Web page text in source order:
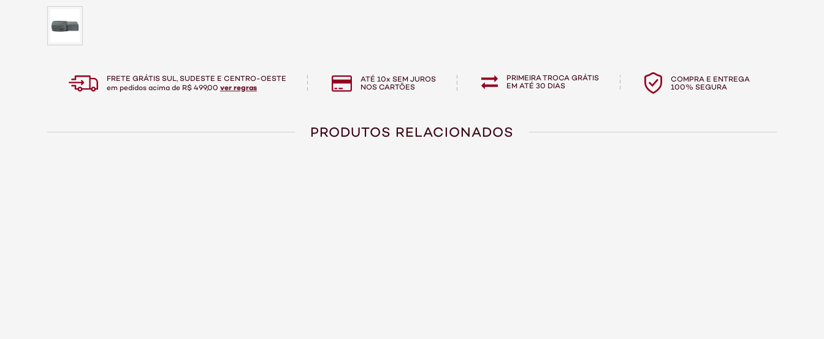
FRETE GRÁTIS SUL, SUDESTE E CENTRO-OESTE
em pedidos acima de R$ 499,00 ver regras
ATÉ 10x SEM JUROS
NOS CARTÕES
PRIMEIRA TROCA GRÁTIS
EM ATÉ 30 DIAS
COMPRA E ENTREGA
100% SEGURA
PRODUTOS RELACIONADOS